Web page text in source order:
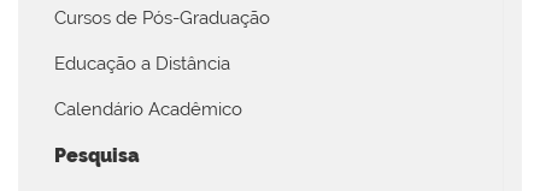
Cursos de Pós-Graduação
Educação a Distância
Calendário Acadêmico
Pesquisa